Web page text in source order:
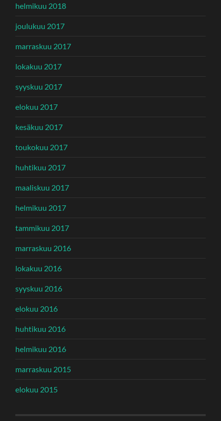
helmikuu 2018
joulukuu 2017
marraskuu 2017
lokakuu 2017
syyskuu 2017
elokuu 2017
kesäkuu 2017
toukokuu 2017
huhtikuu 2017
maaliskuu 2017
helmikuu 2017
tammikuu 2017
marraskuu 2016
lokakuu 2016
syyskuu 2016
elokuu 2016
huhtikuu 2016
helmikuu 2016
marraskuu 2015
elokuu 2015